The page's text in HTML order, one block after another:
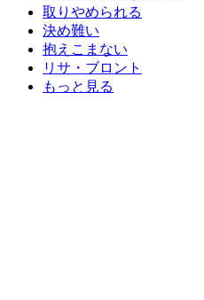
取りやめられる
決め難い
抱えこまない
リサ・ブロント
もっと見る